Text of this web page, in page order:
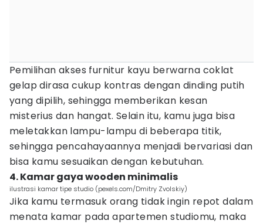
Pemilihan akses furnitur kayu berwarna coklat
gelap dirasa cukup kontras dengan dinding putih
yang dipilih, sehingga memberikan kesan
misterius dan hangat. Selain itu, kamu juga bisa
meletakkan lampu-lampu di beberapa titik,
sehingga pencahayaannya menjadi bervariasi dan
bisa kamu sesuaikan dengan kebutuhan.
4. Kamar gaya wooden minimalis
ilustrasi kamar tipe studio (pexels.com/Dmitry Zvolskiy)
Jika kamu termasuk orang tidak ingin repot dalam
menata kamar pada apartemen studiomu, maka